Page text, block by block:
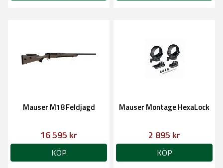
Mauser M18 Feldjagd
16 595 kr
KÖP
Mauser Montage HexaLock
2 895 kr
KÖP